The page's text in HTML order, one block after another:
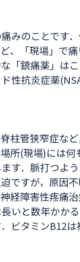
みのことです
、「現場」で
「鎮痛薬」は
性抗炎症薬
柱管狭窄症な
所(現場)には
す．脈打つよ
ですが，原因
経障害性疼痛
いと数年かか
ビタミンB12は